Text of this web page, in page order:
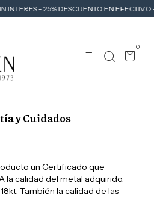
INTERES - 25% DESCUENTO EN EFECTIVO
0
y Cuidados
un Certificado que
la calidad del metal adquirido.
También la calidad de las